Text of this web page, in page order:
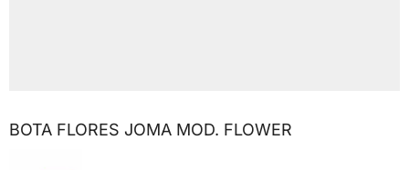
BOTA FLORES JOMA MOD. FLOWER